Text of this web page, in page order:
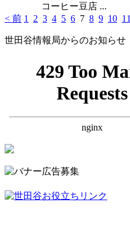
コーヒー豆店 ...
< 前 1 2 3 4 5 6 7 8 9 10 11
世田谷情報局からのお知らせ